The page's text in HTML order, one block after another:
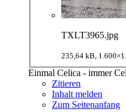
TXLT3965.jpg
235,64 kB,
Einmal Celica - immer
Zitieren
Inhalt melden
Zum Seitenanfang